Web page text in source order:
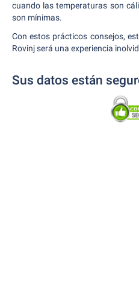
cuando las temperaturas son
son mínimas.
Con estos prácticos consejos,
Rovinj será una experiencia
Sus datos están